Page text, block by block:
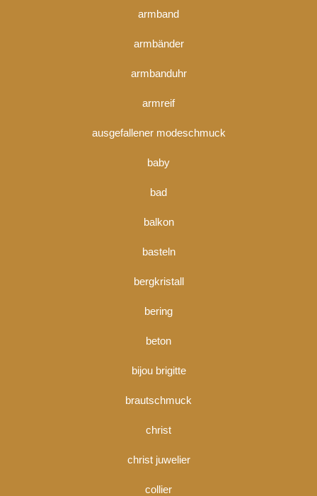
armband
armbänder
armbanduhr
armreif
ausgefallener modeschmuck
baby
bad
balkon
basteln
bergkristall
bering
beton
bijou brigitte
brautschmuck
christ
christ juwelier
collier